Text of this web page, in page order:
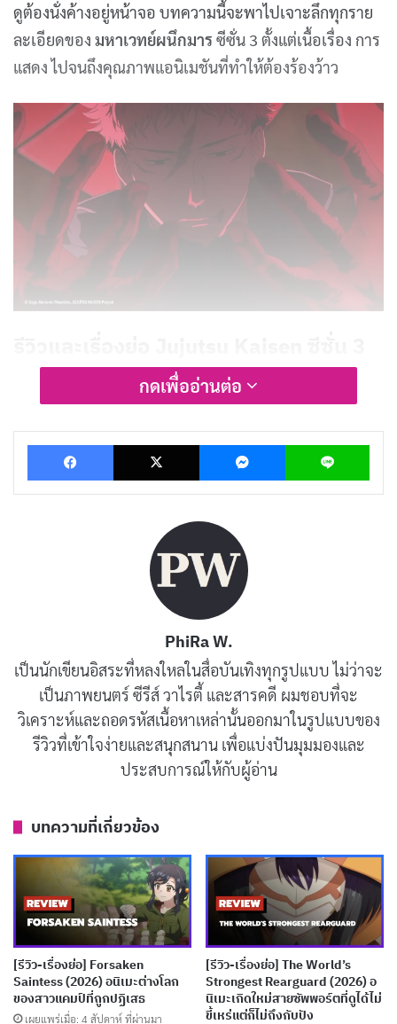
ดูต้องนั่งค้างอยู่หน้าจอ บทความนี้จะพาไปเจาะลึกทุกราย
ละเอียดของ มหาเวทย์ผนึกมารซีซั่น 3 ตั้งแต่เนื้อเรื่อง การ
แสดง ไปจนถึงคุณภาพแอนิเมชันที่ทำให้ต้องร้องว้าว
ดัดแปลงมาจากมังงะยอดนิยมของ
ครั้งแรกเมื่อปลายปี 2019 หลังจากจบ Season 2 ด้วยความ
ตื้นตันใจ ซีซั่นใหม่ได้รับการยืนยันอย่างเป็นทางการในเดือน
สิงหาคม 2025 โดยอิงจากอาร์คCulling Gameที่แฟนมัง
งะต่างรอคอย ซีซั่นนี้เริ่มต้นด้วยตอนพิเศษความยาว 1
ชั่วโมงเมื่อวันที่ 9 มกราคม 2026 กำกับโดย
ส่วนการออกแบบตัวละครยังคงอยู่ในมือของ
พร้อมเพลงประกอบจากฝีมือ
ที่ยังคงความเข้มข้นเหมือนเดิม
Season 3 ดัดแปลงจากหลายอาร์คสำคัญในมังงะ ได้แก่
Itadori’s Extermination,Perfect Preparationและช่วง
เปิดตัวของCulling Gameเรื่องราวติดตามเหล่านักเวทย์จู
จุตสึที่ถูกบังคับให้เข้าร่วมศึกครั้งใหญ่ที่วางแผนโดย
นั่นคือหยุดแผนของเคนจาคุและช่วย
Prison Realmให้ได้ ความตึงเครียดพุ่งสูงตั้งแต่ฉากแรกที่
แสดงให้เห็นสถานการณ์วิกฤตของญี่ปุ่นที่ดูเหมือนโลกหลัง
หายนะ
เหล่าฮีโร่ที่ทุ่มเทในเหตุการณ์ชิบูย่ากลับถูกตราหน้าว่าเป็นผู้
ทรยศและถูกตามล่าอย่างไร้ความปราณียูจิ อิตาโดริ
ปฏิเสธที่จะกลับไปโรงเรียนและเลือกปฏิบัติการคนเดียว
กดเพื่ออ่านต่อ
Facebook X Messenger Line
PhiRa W.
เป็นนักเขียนอิสระที่หลงใหลในสื่อบันเทิงทุกรูปแบบ ไม่ว่าจะ
เป็นภาพยนตร์ ซีรีส์ วาไรตี้ และสารคดี ผมชอบที่จะ
วิเคราะห์และถอดรหัสเนื้อหาเหล่านั้นออกมาในรูปแบบของ
รีวิวที่เข้าใจง่ายและสนุกสนาน เพื่อแบ่งปันมุมมองและ
ประสบการณ์ให้กับผู้อ่าน
บทความที่เกี่ยวข้อง
[รีวิว-เรื่องย่อ] Forsaken
Saintess (2026) อนิเมะต่างโลก
ของสาวแคมป์ที่ถูกปฏิเสธ
เผยแพร่เมื่อ: 4 สัปดาห์ ที่ผ่านมา
[รีวิว-เรื่องย่อ] The World’s
Strongest Rearguard (2026) อ
นิเมะเกิดใหม่สายซัพพอร์ตที่ดูได้ไม่
ขี้เหร่แต่ก็ไม่ถึงกับปัง